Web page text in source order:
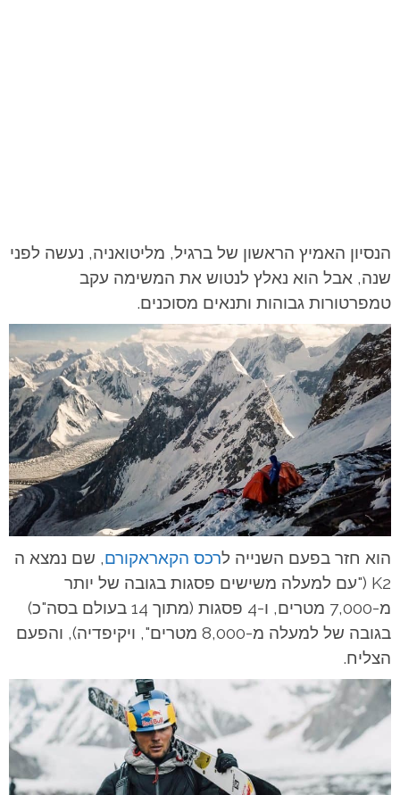
הנסיון האמיץ הראשון של ברגיל, מליטואניה, נעשה לפני
שנה, אבל הוא נאלץ לנטוש את המשימה עקב
טמפרטורות גבוהות ותנאים מסוכנים.
הוא חזר בפעם השנייה לרכס הקאראקורם, שם נמצא ה
K2 ("עם
למעלה משישים פסגות בגובה של יותר
מ-7,000 מטרים, ו-4 פסגות (מתוך 14 בעולם בסה"כ)
בגובה של למעלה מ-8,000 מטרים", ויקיפדיה),
והפעם
הצליח.